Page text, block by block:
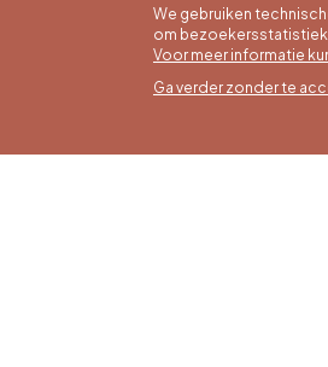
We gebruiken
om
Voor meer informatie
Ga verder zonder te